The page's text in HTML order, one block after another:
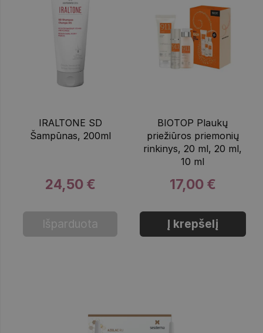
IRALTONE SD
Šampūnas, 200ml
24,50 €
Išparduota
BIOTOP Plaukų
priežiūros priemonių
rinkinys, 20 ml, 20 ml,
10 ml
17,00 €
Į krepšelį